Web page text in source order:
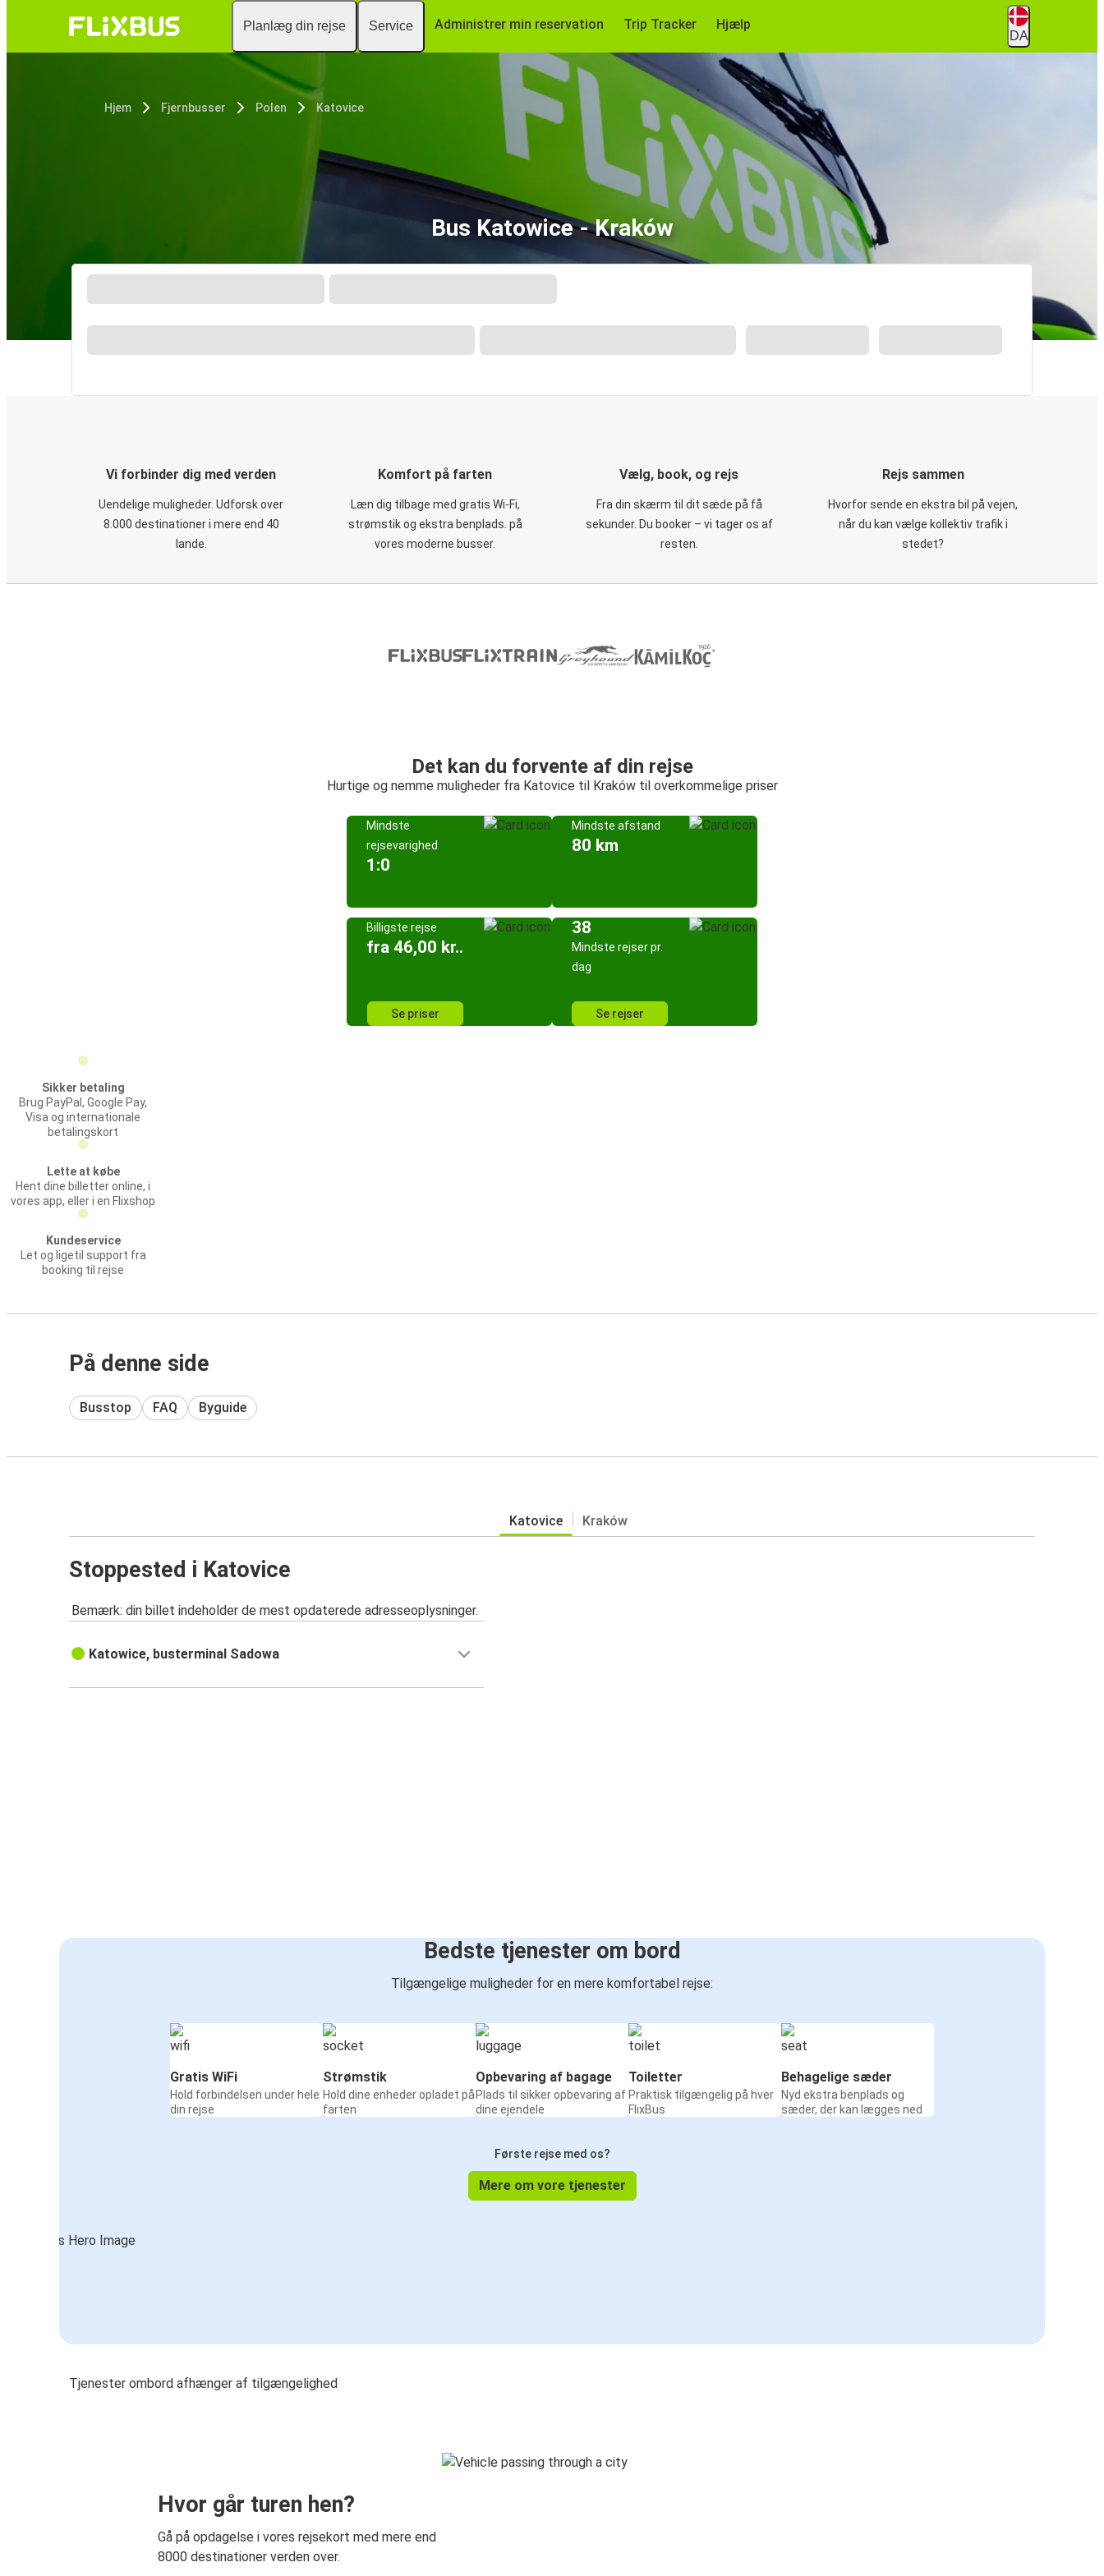
Planlæg din rejse Service Administrer min reservation Trip Tracker Hjælp
DA
Hjem Fjernbusser Polen Katovice
Bus Katowice - Kraków
Vi forbinder dig med verden
Uendelige muligheder. Udforsk over
8.000 destinationer i mere end 40
lande.
Komfort på farten
Læn dig tilbage med gratis Wi-Fi,
strømstik og ekstra benplads. på
vores moderne busser.
Vælg, book, og rejs
Fra din skærm til dit sæde på få
sekunder. Du booker – vi tager os af
resten.
Rejs sammen
Hvorfor sende en ekstra bil på vejen,
når du kan vælge kollektiv trafik i
stedet?
Det kan du forvente af din rejse
Hurtige og nemme muligheder fra Katovice til Kraków til overkommelige priser
Mindste
rejsevarighed
1:0
Mindste afstand
80 km
Billigste rejse
fra 46,00 kr..
Se priser
38
Mindste rejser pr.
dag
Se rejser
Sikker betaling
Brug PayPal, Google Pay,
Visa og internationale
betalingskort
Lette at købe
Hent dine billetter online, i
vores app, eller i en Flixshop
Kundeservice
Let og ligetil support fra
booking til rejse
På denne side
Busstop FAQ Byguide
Katovice Kraków
Stoppested i Katovice
Bemærk: din billet indeholder de mest opdaterede adresseoplysninger.
Katowice, busterminal Sadowa
Bedste tjenester om bord
Tilgængelige muligheder for en mere komfortabel rejse:
Gratis WiFi
Hold forbindelsen under hele
din rejse
Strømstik
Hold dine enheder opladet på
farten
Opbevaring af bagage
Plads til sikker opbevaring af
dine ejendele
Toiletter
Praktisk tilgængelig på hver
FlixBus
Behagelige sæder
Nyd ekstra benplads og
sæder, der kan lægges ned
Første rejse med os?
Mere om vore tjenester
Tjenester ombord afhænger af tilgængelighed
Hvor går turen hen?
Gå på opdagelse i vores rejsekort med mere end
8000 destinationer verden over.